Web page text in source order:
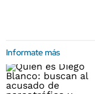
Informate más